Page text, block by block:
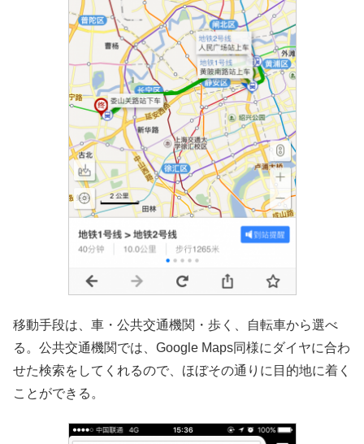
移動手段は、車・公共交通機関・歩く、自転車から選べ
る。公共交通機関では、Google Maps同様にダイヤに合わ
せた検索をしてくれるので、ほぼその通りに目的地に着く
ことができる。